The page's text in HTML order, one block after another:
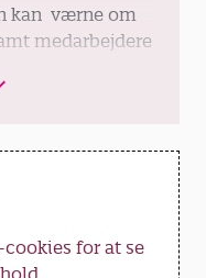
kan værne om
medarbejdere
for at se